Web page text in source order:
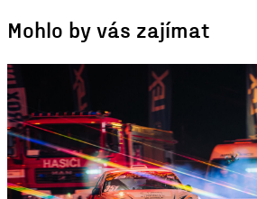
Mohlo by vás zajímat